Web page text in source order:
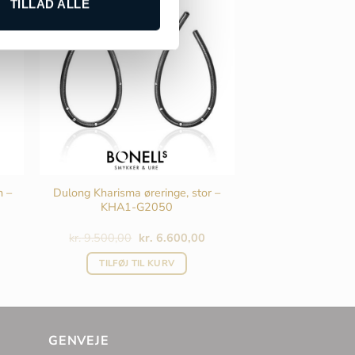
TILLAD ALLE
–
Dulong Kharisma øreringe, stor –
KHA1-G2050
kr.9.500,00 Den
oprindelige
pris
var:
kr. 6.600,00Den
TILFØJ TIL KURV
GENVEJE